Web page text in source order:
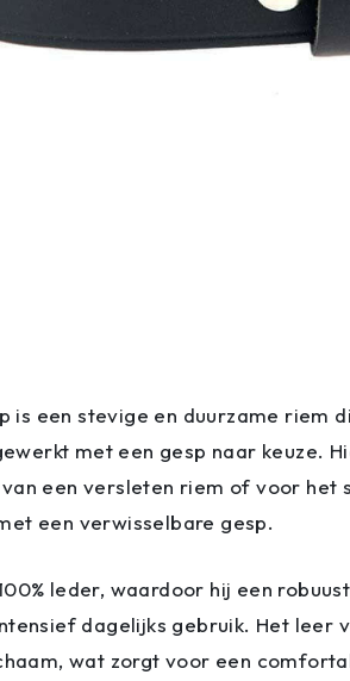
is een stevige en duurzame riem
met een gesp naar keuze.
een versleten riem of voor het
een verwisselbare gesp.
leder, waardoor hij een
dagelijks gebruik. Het leer
wat zorgt voor een